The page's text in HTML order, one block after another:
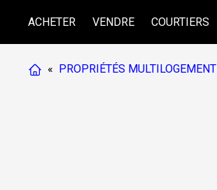
ACHETER VENDRE COURTIERS
« PROPRIÉTÉS MULTILOGEMENT